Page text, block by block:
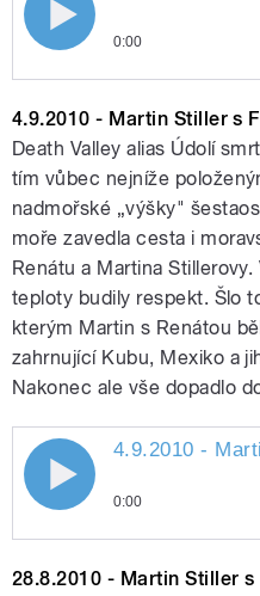
25.9.2010 Martin
Sladkým
pause
0:00
4.9.2010 - Martin Stiller s
Death Valley alias Údolí
tím vůbec nejníže
nadmořské „výšky"
moře zavedla cesta i
Renátu a Martina
teploty budily respekt. Šlo
kterým Martin s Renátou
zahrnující Kubu, Mexiko a
Nakonec ale vše dopadlo
4.9.2010 - Martin
Mifkem
4.9.2010 -
0:00
Františkem
28.8.2010 - Martin Stiller